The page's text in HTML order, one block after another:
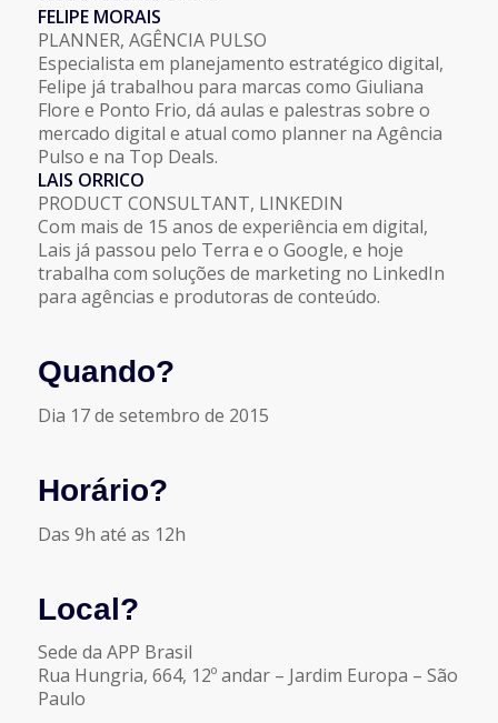
FELIPE MORAIS
PLANNER, AGÊNCIA PULSO
Especialista em planejamento estratégico digital,
Felipe já trabalhou para marcas como Giuliana
Flore e Ponto Frio, dá aulas e palestras sobre o
mercado digital e atual como planner na Agência
Pulso e na Top Deals.
LAIS ORRICO
PRODUCT CONSULTANT, LINKEDIN
Com mais de 15 anos de experiência em digital,
Lais já passou pelo Terra e o Google, e hoje
trabalha com soluções de marketing no LinkedIn
para agências e produtoras de conteúdo.
Quando?
Dia 17 de setembro de 2015
Horário?
Das 9h até as 12h
Local?
Sede da APP Brasil
Rua Hungria, 664, 12º andar – Jardim Europa – São
Paulo